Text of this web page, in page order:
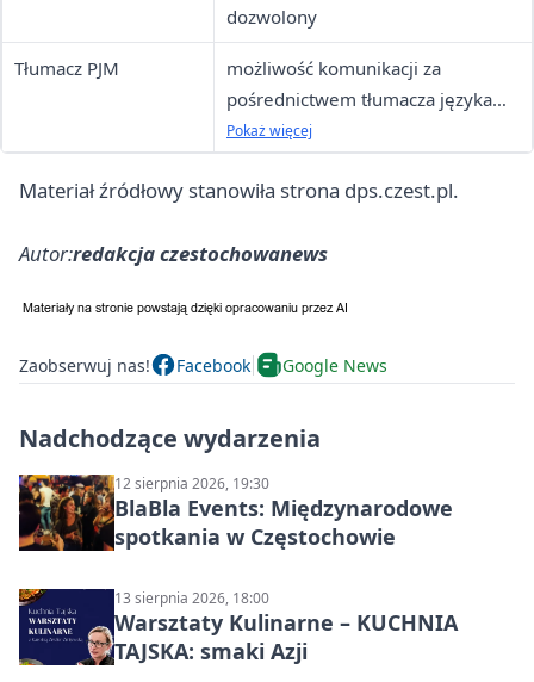
dozwolony
Tłumacz PJM
możliwość komunikacji za
pośrednictwem tłumacza języka
migowego
Pokaż więcej
Materiał źródłowy stanowiła strona dps.czest.pl.
Autor:redakcja czestochowanews
Zaobserwuj nas! Facebook Google News
Nadchodzące wydarzenia
12 sierpnia 2026, 19:30
BlaBla Events: Międzynarodowe
spotkania w Częstochowie
13 sierpnia 2026, 18:00
Warsztaty Kulinarne – KUCHNIA
TAJSKA: smaki Azji